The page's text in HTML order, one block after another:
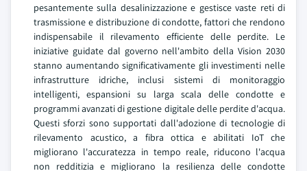
pesantemente sulla desalinizzazione e gestisce vaste reti di
trasmissione e distribuzione di condotte, fattori che rendono
indispensabile il rilevamento efficiente delle perdite. Le
iniziative guidate dal governo nell'ambito della Vision 2030
stanno aumentando significativamente gli investimenti nelle
infrastrutture idriche, inclusi sistemi di monitoraggio
intelligenti, espansioni su larga scala delle condotte e
programmi avanzati di gestione digitale delle perdite d'acqua.
Questi sforzi sono supportati dall'adozione di tecnologie di
rilevamento acustico, a fibra ottica e abilitati IoT che
migliorano l'accuratezza in tempo reale, riducono l'acqua
non redditizia e migliorano la resilienza delle condotte